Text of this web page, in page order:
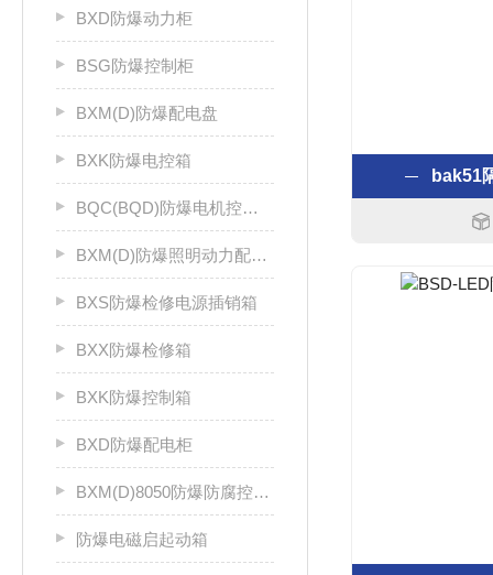
BXD防爆动力柜
BSG防爆控制柜
BXM(D)防爆配电盘
BXK防爆电控箱
BQC(BQD)防爆电机控制器
BXM(D)防爆照明动力配电箱
BXS防爆检修电源插销箱
BXX防爆检修箱
BXK防爆控制箱
BXD防爆配电柜
BXM(D)8050防爆防腐控制配电箱
防爆电磁启起动箱
bak51